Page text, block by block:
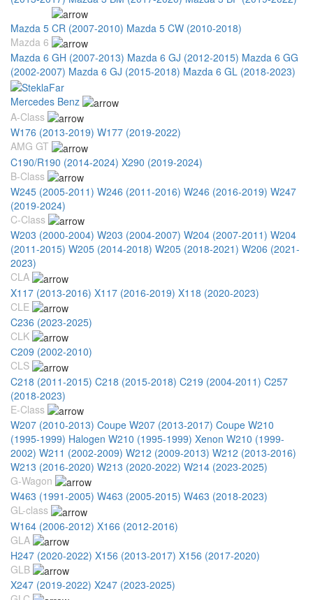
Mazda 5 CR (2007-2010) Mazda 5 CW (2010-2018)
Mazda 6
Mazda 6 GH (2007-2013) Mazda 6 GJ (2012-2015) Mazda 6 GG
(2002-2007) Mazda 6 GJ (2015-2018) Mazda 6 GL (2018-2023)
Mercedes Benz
A-Class
W176 (2013-2019) W177 (2019-2022)
AMG GT
C190/R190 (2014-2024) X290 (2019-2024)
B-Class
W245 (2005-2011) W246 (2011-2016) W246 (2016-2019) W247
(2019-2024)
C-Class
W203 (2000-2004) W203 (2004-2007) W204 (2007-2011) W204
(2011-2015) W205 (2014-2018) W205 (2018-2021) W206 (2021-
2023)
CLA
X117 (2013-2016) X117 (2016-2019) X118 (2020-2023)
CLE
C236 (2023-2025)
CLK
С209 (2002-2010)
CLS
C218 (2011-2015) C218 (2015-2018) C219 (2004-2011) C257
(2018-2023)
E-Class
W207 (2010-2013) Coupe W207 (2013-2017) Coupe W210
(1995-1999) Halogen W210 (1995-1999) Xenon W210 (1999-
2002) W211 (2002-2009) W212 (2009-2013) W212 (2013-2016)
W213 (2016-2020) W213 (2020-2022) W214 (2023-2025)
G-Wagon
W463 (1991-2005) W463 (2005-2015) W463 (2018-2023)
GL-class
W164 (2006-2012) X166 (2012-2016)
GLA
H247 (2020-2022) X156 (2013-2017) X156 (2017-2020)
GLB
X247 (2019-2022) X247 (2023-2025)